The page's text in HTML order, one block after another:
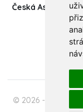
Česká Asociace
© 2026 - Česká